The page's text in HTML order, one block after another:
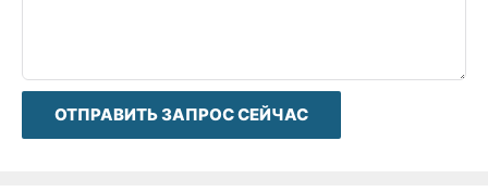
ОТПРАВИТЬ ЗАПРОС СЕЙЧАС